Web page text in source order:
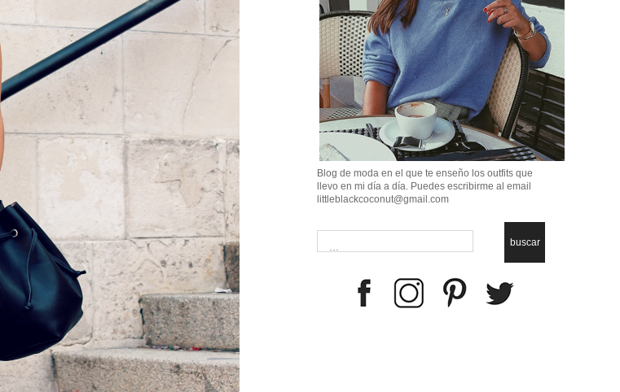
Blog de moda en el que te enseño los outfits que
llevo en mi día a día. Puedes escribirme al email
littleblackcoconut@gmail.com
buscar